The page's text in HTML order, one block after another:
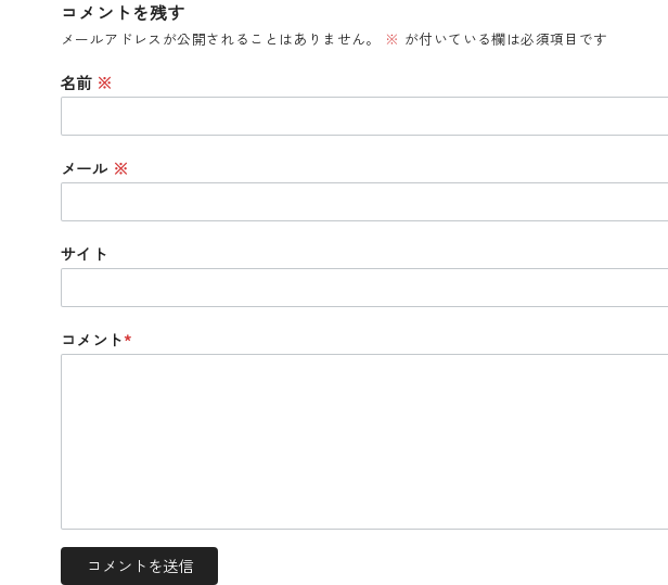
コメントを残す
メールアドレスが公開されることはありません。 ※ が付いている欄は必須項目です
名前 ※
メール ※
サイト
コメント*